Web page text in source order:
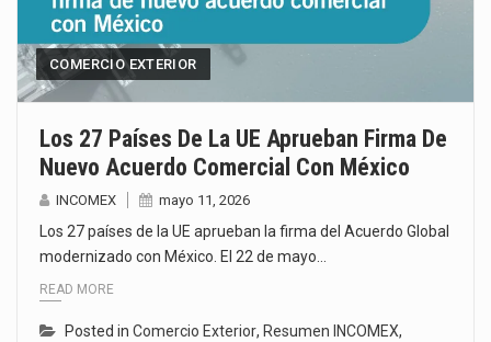
COMERCIO EXTERIOR
Los 27 Países De La UE Aprueban Firma De
Nuevo Acuerdo Comercial Con México
INCOMEX mayo 11, 2026
Los 27 países de la UE aprueban la firma del Acuerdo Global
modernizado con México. El 22 de mayo…
READ MORE
Posted in Comercio Exterior, Resumen INCOMEX,